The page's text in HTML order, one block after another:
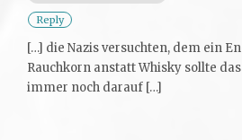
Reply
[…] die Nazis versuchten, dem ein
Rauchkorn anstatt Whisky sollte
immer noch darauf […]